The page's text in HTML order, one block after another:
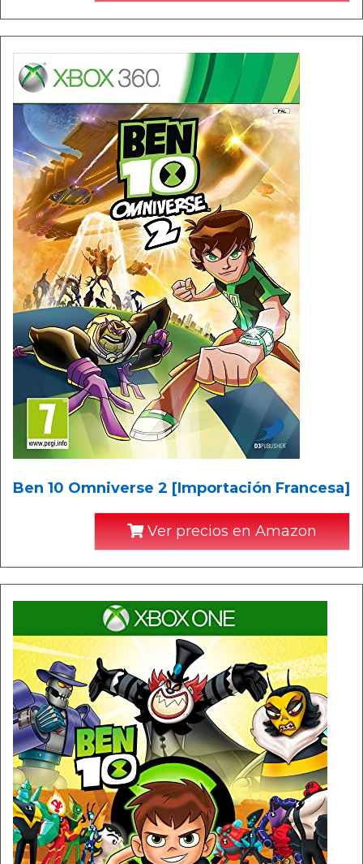
Ben 10 Omniverse 2 [Importación Francesa]
Ver precios en Amazon